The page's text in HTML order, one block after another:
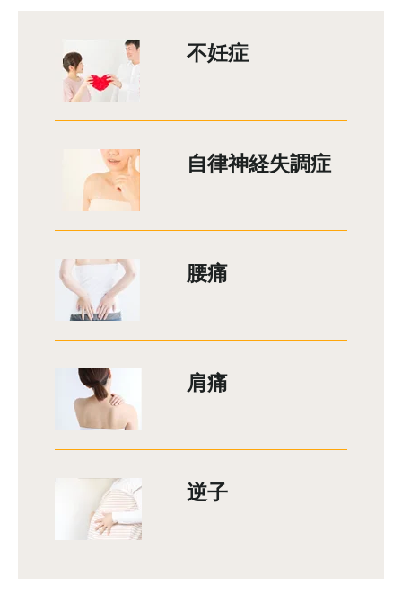
不妊症
自律神経失調症
腰痛
肩痛
逆子